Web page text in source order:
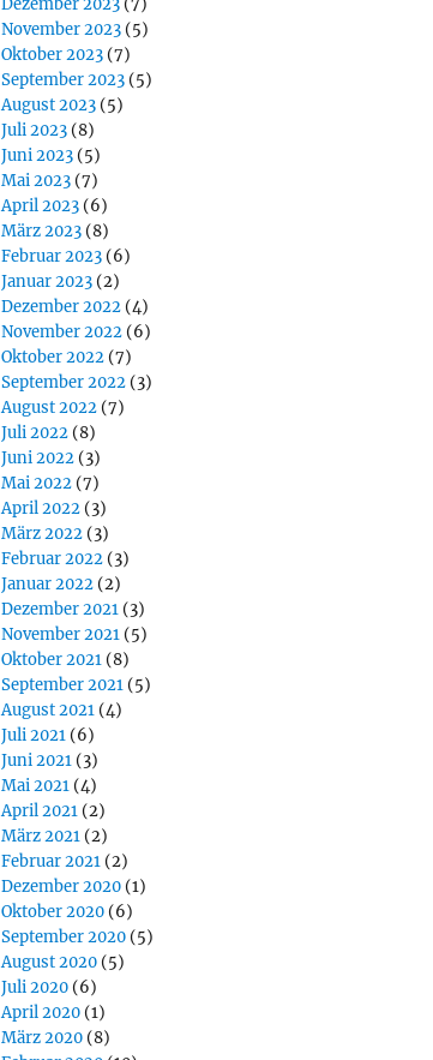
Dezember 2023 (7)
November 2023 (5)
Oktober 2023 (7)
September 2023 (5)
August 2023 (5)
Juli 2023 (8)
Juni 2023 (5)
Mai 2023 (7)
April 2023 (6)
März 2023 (8)
Februar 2023 (6)
Januar 2023 (2)
Dezember 2022 (4)
November 2022 (6)
Oktober 2022 (7)
September 2022 (3)
August 2022 (7)
Juli 2022 (8)
Juni 2022 (3)
Mai 2022 (7)
April 2022 (3)
März 2022 (3)
Februar 2022 (3)
Januar 2022 (2)
Dezember 2021 (3)
November 2021 (5)
Oktober 2021 (8)
September 2021 (5)
August 2021 (4)
Juli 2021 (6)
Juni 2021 (3)
Mai 2021 (4)
April 2021 (2)
März 2021 (2)
Februar 2021 (2)
Dezember 2020 (1)
Oktober 2020 (6)
September 2020 (5)
August 2020 (5)
Juli 2020 (6)
April 2020 (1)
März 2020 (8)